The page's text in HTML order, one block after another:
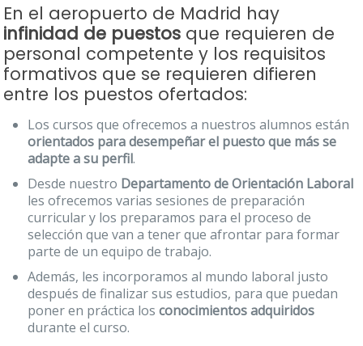
En el aeropuerto de Madrid hay
infinidad de puestos que requieren de
personal competente y los requisitos
formativos que se requieren difieren
entre los puestos ofertados:
Los cursos que ofrecemos a nuestros alumnos están
orientados para desempeñar el puesto que más se
adapte a su perfil.
Desde nuestro Departamento de Orientación Laboral
les ofrecemos varias sesiones de preparación
curricular y los preparamos para el proceso de
selección que van a tener que afrontar para formar
parte de un equipo de trabajo.
Además, les incorporamos al mundo laboral justo
después de finalizar sus estudios, para que puedan
poner en práctica losconocimientos adquiridos
durante el curso.